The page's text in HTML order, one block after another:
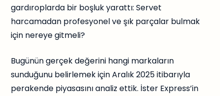
gardıroplarda bir boşluk yarattı: Servet
harcamadan profesyonel ve şık parçalar bulmak
için nereye gitmeli?
Bugünün gerçek değerini hangi markaların
sunduğunu belirlemek için Aralık 2025 itibarıyla
perakende piyasasını analiz ettik. İster Express’in